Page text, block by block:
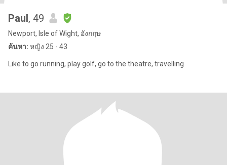
Paul, 49
Newport, Isle of Wight, อังกฤษ
ค้นหา: หญิง 25 - 43
Like to go running, play golf, go to the theatre, travelling